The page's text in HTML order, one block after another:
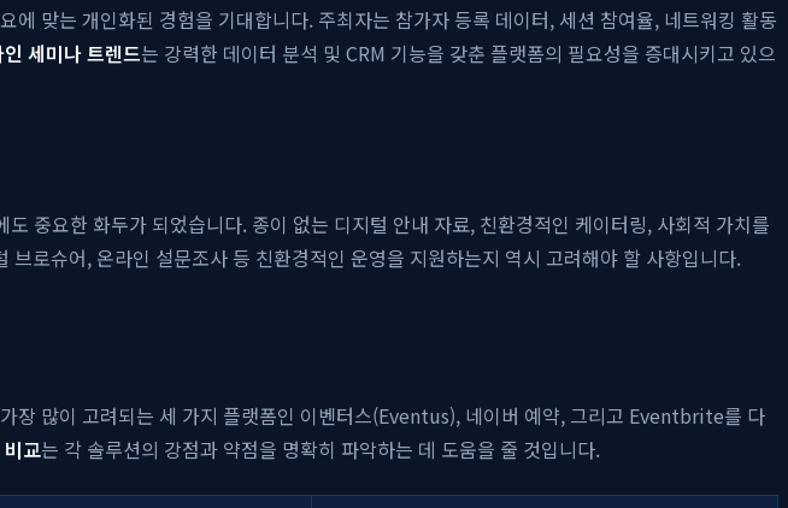
맞는 개인화된 경험을 기대합니다. 주최자는 참가자 등록 데이터, 세션 참여율, 네트워킹 활동
세미나 트렌드는 강력한 데이터 분석 및 CRM 기능을 갖춘 플랫폼의 필요성을 증대시키고 있으
요한 화두가 되었습니다. 종이 없는 디지털 안내 자료, 친환경적인 케이터링, 사회적 가치를
로슈어, 온라인 설문조사 등 친환경적인 운영을 지원하는지 역시 고려해야 할 사항입니다.
장 많이 고려되는 세 가지 플랫폼인 이벤터스(Eventus), 네이버 예약, 그리고 Eventbrite를 다
교는 각 솔루션의 강점과 약점을 명확히 파악하는 데 도움을 줄 것입니다.